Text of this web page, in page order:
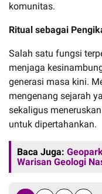
komunitas.
Ritual sebagai
Salah satu fungsi
menjaga
generasi masa kini.
mengenang sejarah
sekaligus
untuk dipertahankan.
Baca Juga:
Warisan Geologi